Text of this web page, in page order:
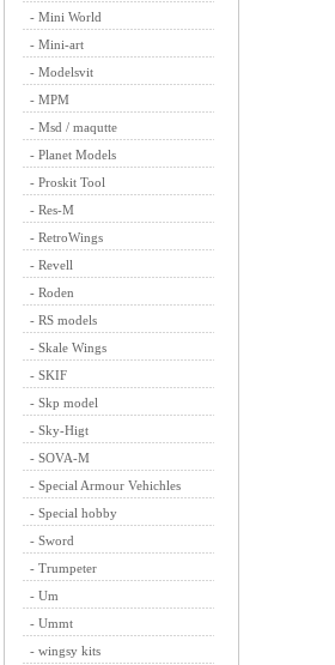
- Mini World
- Mini-art
- Modelsvit
- MPM
- Msd / maqutte
- Planet Models
- Proskit Tool
- Res-M
- RetroWings
- Revell
- Roden
- RS models
- Skale Wings
- SKIF
- Skp model
- Sky-Higt
- SOVA-M
- Special Armour Vehichles
- Special hobby
- Sword
- Trumpeter
- Um
- Ummt
- wingsy kits